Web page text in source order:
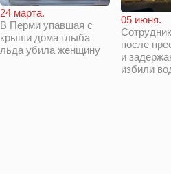
24 марта.
В Перми упавшая с
крыши дома глыба
льда убила женщину
05 июня.
после
и
избили